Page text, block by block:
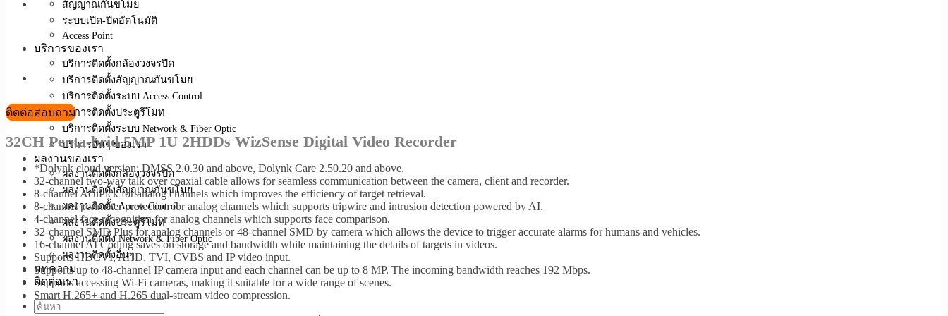
สัญญาณกันขโมย
ระบบเปิด-ปิดอัตโนมัติ
Access Point
บริการของเรา
บริการติดตั้งกล้องวงจรปิด
บริการติดตั้งสัญญาณกันขโมย
บริการติดตั้งระบบ Access Control
บริการติดตั้งประตูรีโมท
บริการติดตั้งระบบ Network & Fiber Optic
บริการอื่นๆ ของเรา
ผลงานของเรา
ผลงานติดตั้งกล้องวงจรปิด
ผลงานติดตั้งสัญญาณกันขโมย
ผลงานติดตั้ง Access Control
ผลงานติดตั้งประตูรีโมท
ผลงานติดตั้ง Network & Fiber Optic
ผลงานติดตั้งอื่นๆ
บทความ
ติดต่อเรา
ติดต่อสอบถาม
32CH Penta-brid 5MP 1U 2HDDs WizSense Digital Video Recorder
*Dolynk cloud version: DMSS 2.0.30 and above, Dolynk Care 2.50.20 and above.
32-channel two-way talk over coaxial cable allows for seamless communication between the camera, client and recorder.
8-channel AcuPick for analog channels which improves the efficiency of target retrieval.
8-channel perimeter protection for analog channels which supports tripwire and intrusion detection powered by AI.
4-channel face recognition for analog channels which supports face comparison.
32-channel SMD Plus for analog channels or 48-channel SMD by camera which allows the device to trigger accurate alarms for humans and vehicles.
16-channel AI Coding saves on storage and bandwidth while maintaining the details of targets in videos.
Supports HDCVI, AHD, TVI, CVBS and IP video input.
Supports up to 48-channel IP camera input and each channel can be up to 8 MP. The incoming bandwidth reaches 192 Mbps.
Supports accessing Wi-Fi cameras, making it suitable for a wide range of scenes.
Smart H.265+ and H.265 dual-stream video compression.